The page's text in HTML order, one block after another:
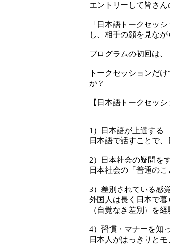
エントリーして皆さん
「日本語トークセッ
し、相手の顔を見な
プログラムの初回は
トークセッションだ
か？
【日本語トークセッ
1）日本語が上達する
日本語で話すことで
2）日本社会の疑問を
日本社会の「普通の
3）差別されている感
外国人は長く日本で
（自覚なき差別）を
4）習慣・マナーを知
日本人がはっきりと